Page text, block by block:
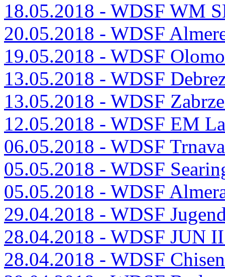
18.05.2018 - WDSF WM
20.05.2018 - WDSF
19.05.2018 - WDSF
13.05.2018 - WDSF
13.05.2018 - WDSF
12.05.2018 - WDSF EM
06.05.2018 - WDSF
05.05.2018 - WDSF
05.05.2018 - WDSF
29.04.2018 - WDSF
28.04.2018 - WDSF JUN
28.04.2018 - WDSF